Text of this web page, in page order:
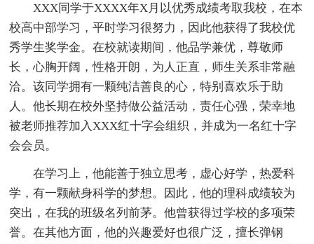
XXX同学于XXXX年X月以优秀成绩考取我校，在本
校高中部学习，平时学习很努力，因此他获得了我校优
秀学生奖学金。在校就读期间，他品学兼优，尊敬师
长，心胸开阔，性格开朗，为人正直，师生关系非常融
洽。该同学拥有一颗纯洁善良的心，特别喜欢乐于助
人。他长期在校外坚持做公益活动，责任心强，荣幸地
被老师推荐加入XXX红十字会组织，并成为一名红十字
会会员。
在学习上，他能善于独立思考，虚心好学，热爱科
学，有一颗献身科学的梦想。因此，他的理科成绩较为
突出，在我的班级名列前茅。他曾获得过学校的多项荣
誉。在其他方面，他的兴趣爱好也很广泛，擅长弹钢